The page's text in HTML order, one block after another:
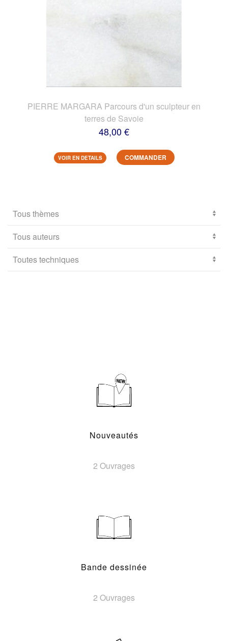
PIERRE MARGARA Parcours d'un sculpteur en
terres de Savoie
48,00 €
VOIR EN DETAILS COMMANDER
Nouveautés
2 Ouvrages
Bande dessinée
2 Ouvrages